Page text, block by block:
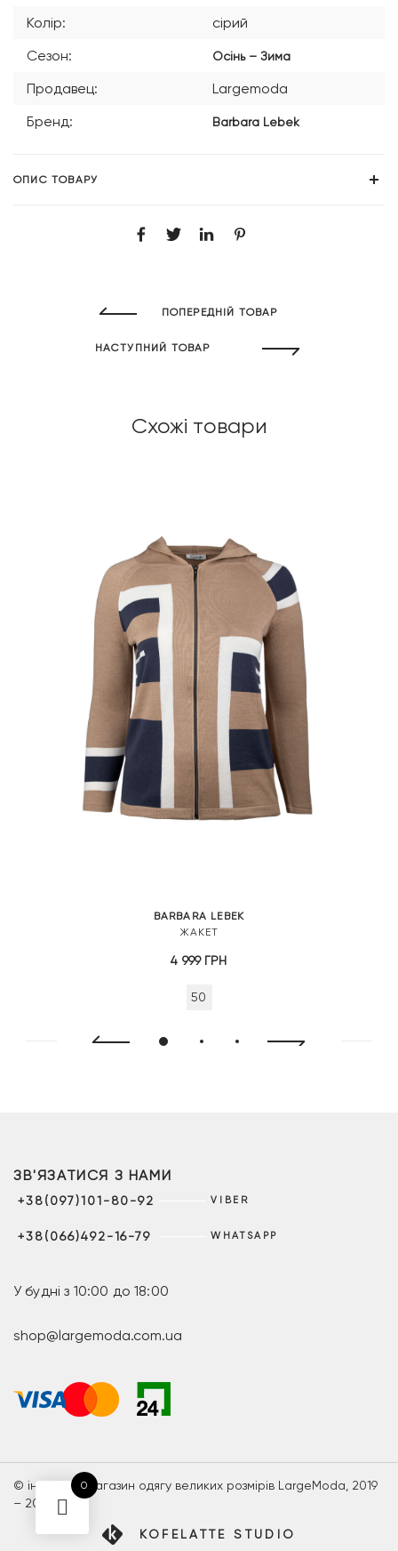
Колір:
сірий
Сезон:
Осінь – Зима
Продавец:
Largemoda
Бренд:
Barbara Lebek
ОПИС ТОВАРУ
ПОПЕРЕДНІЙ ТОВАР
НАСТУПНИЙ ТОВАР
Схожі товари
BARBARA LEBEK
ЖАКЕТ
4 999 ГРН
50
ЗВ'ЯЗАТИСЯ З НАМИ
+38(097)101-80-92 VIBER
+38(066)492-16-79 WHATSAPP
У будні з 10:00 до 18:00
shop@largemoda.com.ua
© інтернет-магазин одягу великих розмірів LargeModa, 2019
– 2026
KOFELATTE STUDIO
0